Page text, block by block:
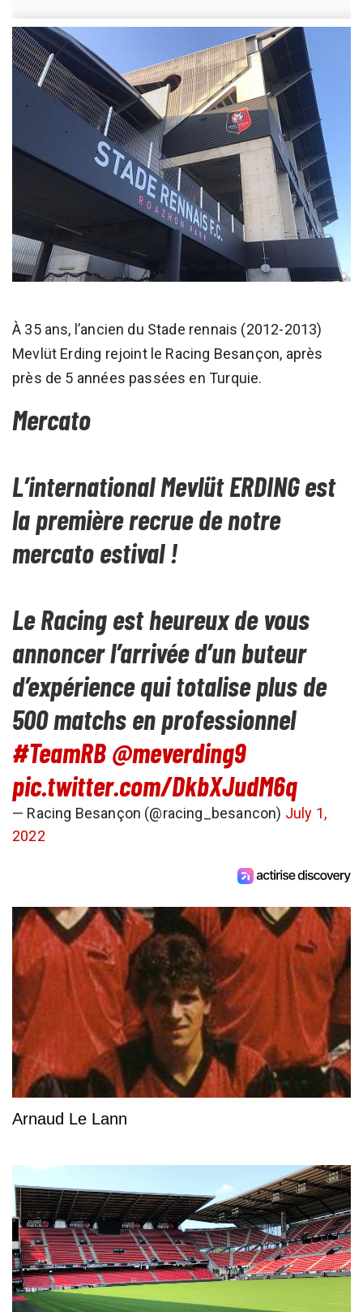
À 35 ans, l’ancien du Stade rennais (2012-2013)
Mevlüt Erding rejoint le Racing Besançon, après
près de 5 années passées en Turquie.
Mercato
L’international Mevlüt ERDING est
la première recrue de notre
mercato estival !
Le Racing est heureux de vous
annoncer l’arrivée d’un buteur
d’expérience qui totalise plus de
500 matchs en professionnel
#TeamRB@meverding9
pic.twitter.com/DkbXJudM6q
— Racing Besançon (@racing_besancon) July 1,
2022
Arnaud Le Lann